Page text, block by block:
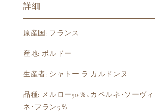
詳細
原産国: フランス
産地: ボルドー
生産者: シャトー ラ カルドンヌ
品種: メルロー50％､カベルネ･ソーヴ
ネ･フラン5％